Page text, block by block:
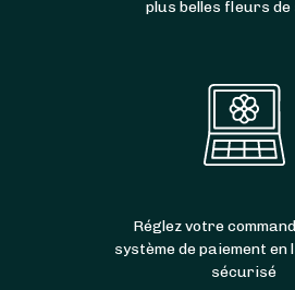
plus belles fleurs de
Réglez votre
système de paiement en
sécurisé